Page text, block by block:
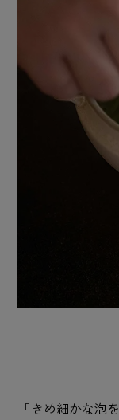
「きめ細かな泡